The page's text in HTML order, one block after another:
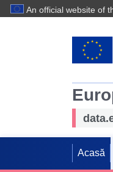
An official website of
Acasă